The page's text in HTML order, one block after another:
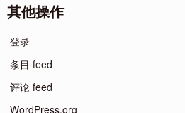
其他操作
登录
条目 feed
评论 feed
WordPress.org